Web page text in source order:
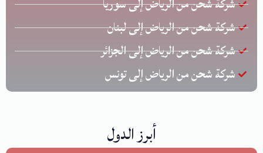
شركة شحن من الرياض إلى لبنان
شركة شحن من الرياض إلى الجزائر
شركة شحن من الرياض إلى تونس
أبرز الدول